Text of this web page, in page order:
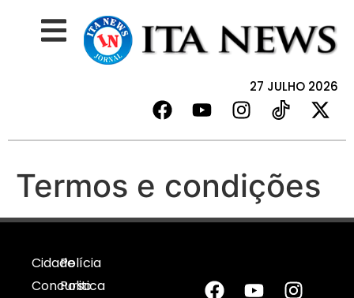
27 JULHO 2026
Termos e condições
Cidade
Concurso
Polícia
Politica